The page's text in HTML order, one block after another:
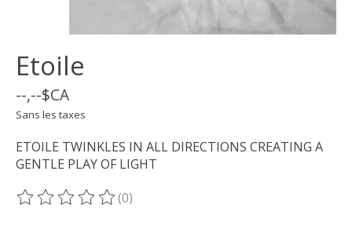
Etoile
--,--$CA
Sans les taxes
ETOILE TWINKLES IN ALL DIRECTIONS CREATING A
GENTLE PLAY OF LIGHT
Ce produit est évalué à
(0)